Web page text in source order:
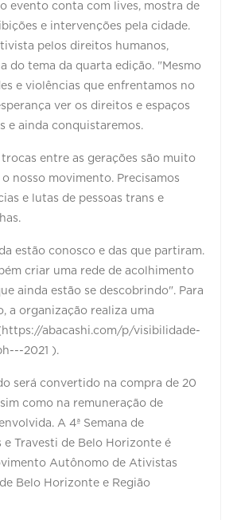
evento conta com lives, mostra de
e intervenções pela cidade.
pelos direitos humanos,
do tema da quarta edição. "Mesmo
e violências que enfrentamos no
ver os direitos e espaços
e ainda conquistaremos.
trocas entre as gerações são muito
nosso movimento. Precisamos
e lutas de pessoas trans e
estão conosco e das que partiram.
criar uma rede de acolhimento
ainda estão se descobrindo". Para
a organização realiza uma
abacashi.com/p/visibilidade-
2021 ).
será convertido na compra de 20
como na remuneração de
A 4ª Semana de
e Travesti de Belo Horizonte é
Autônomo de Ativistas
de Belo Horizonte e Região